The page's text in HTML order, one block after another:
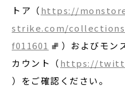
トア（https://
strike.com/
f011601
）およびモ
カウント（https://
）をご確認ください。